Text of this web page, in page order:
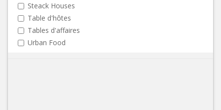
Steack Houses
Table d'hôtes
Tables d'affaires
Urban Food